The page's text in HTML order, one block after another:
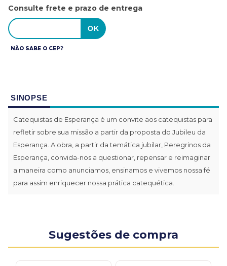
Consulte frete e prazo de entrega
NÃO SABE O CEP?
SINOPSE
Catequistas de Esperança é um convite aos catequistas para
refletir sobre sua missão a partir da proposta do Jubileu da
Esperança. A obra, a partir da temática jubilar, Peregrinos da
Esperança, convida-nos a questionar, repensar e reimaginar
a maneira como anunciamos, ensinamos e vivemos nossa fé
para assim enriquecer nossa prática catequética.
Sugestões de compra